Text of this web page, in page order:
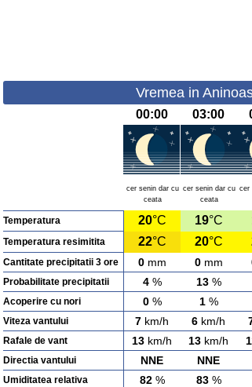
Vremea in
00:00 03:00
cer senin dar cu
ceata
cer senin dar cu
ceata
cer
Temperatura 20°C 19°C
Temperatura resimitita 22°C 20°C
Cantitate precipitatii 3 ore 0mm 0mm
Probabilitate precipitatii 4% 13%
Acoperire cu nori 0% 1%
Viteza vantului 7 km/h 6 km/h
Rafale de vant 13 km/h 13 km/h
Directia vantului NNE NNE
Umiditatea relativa 82% 83%